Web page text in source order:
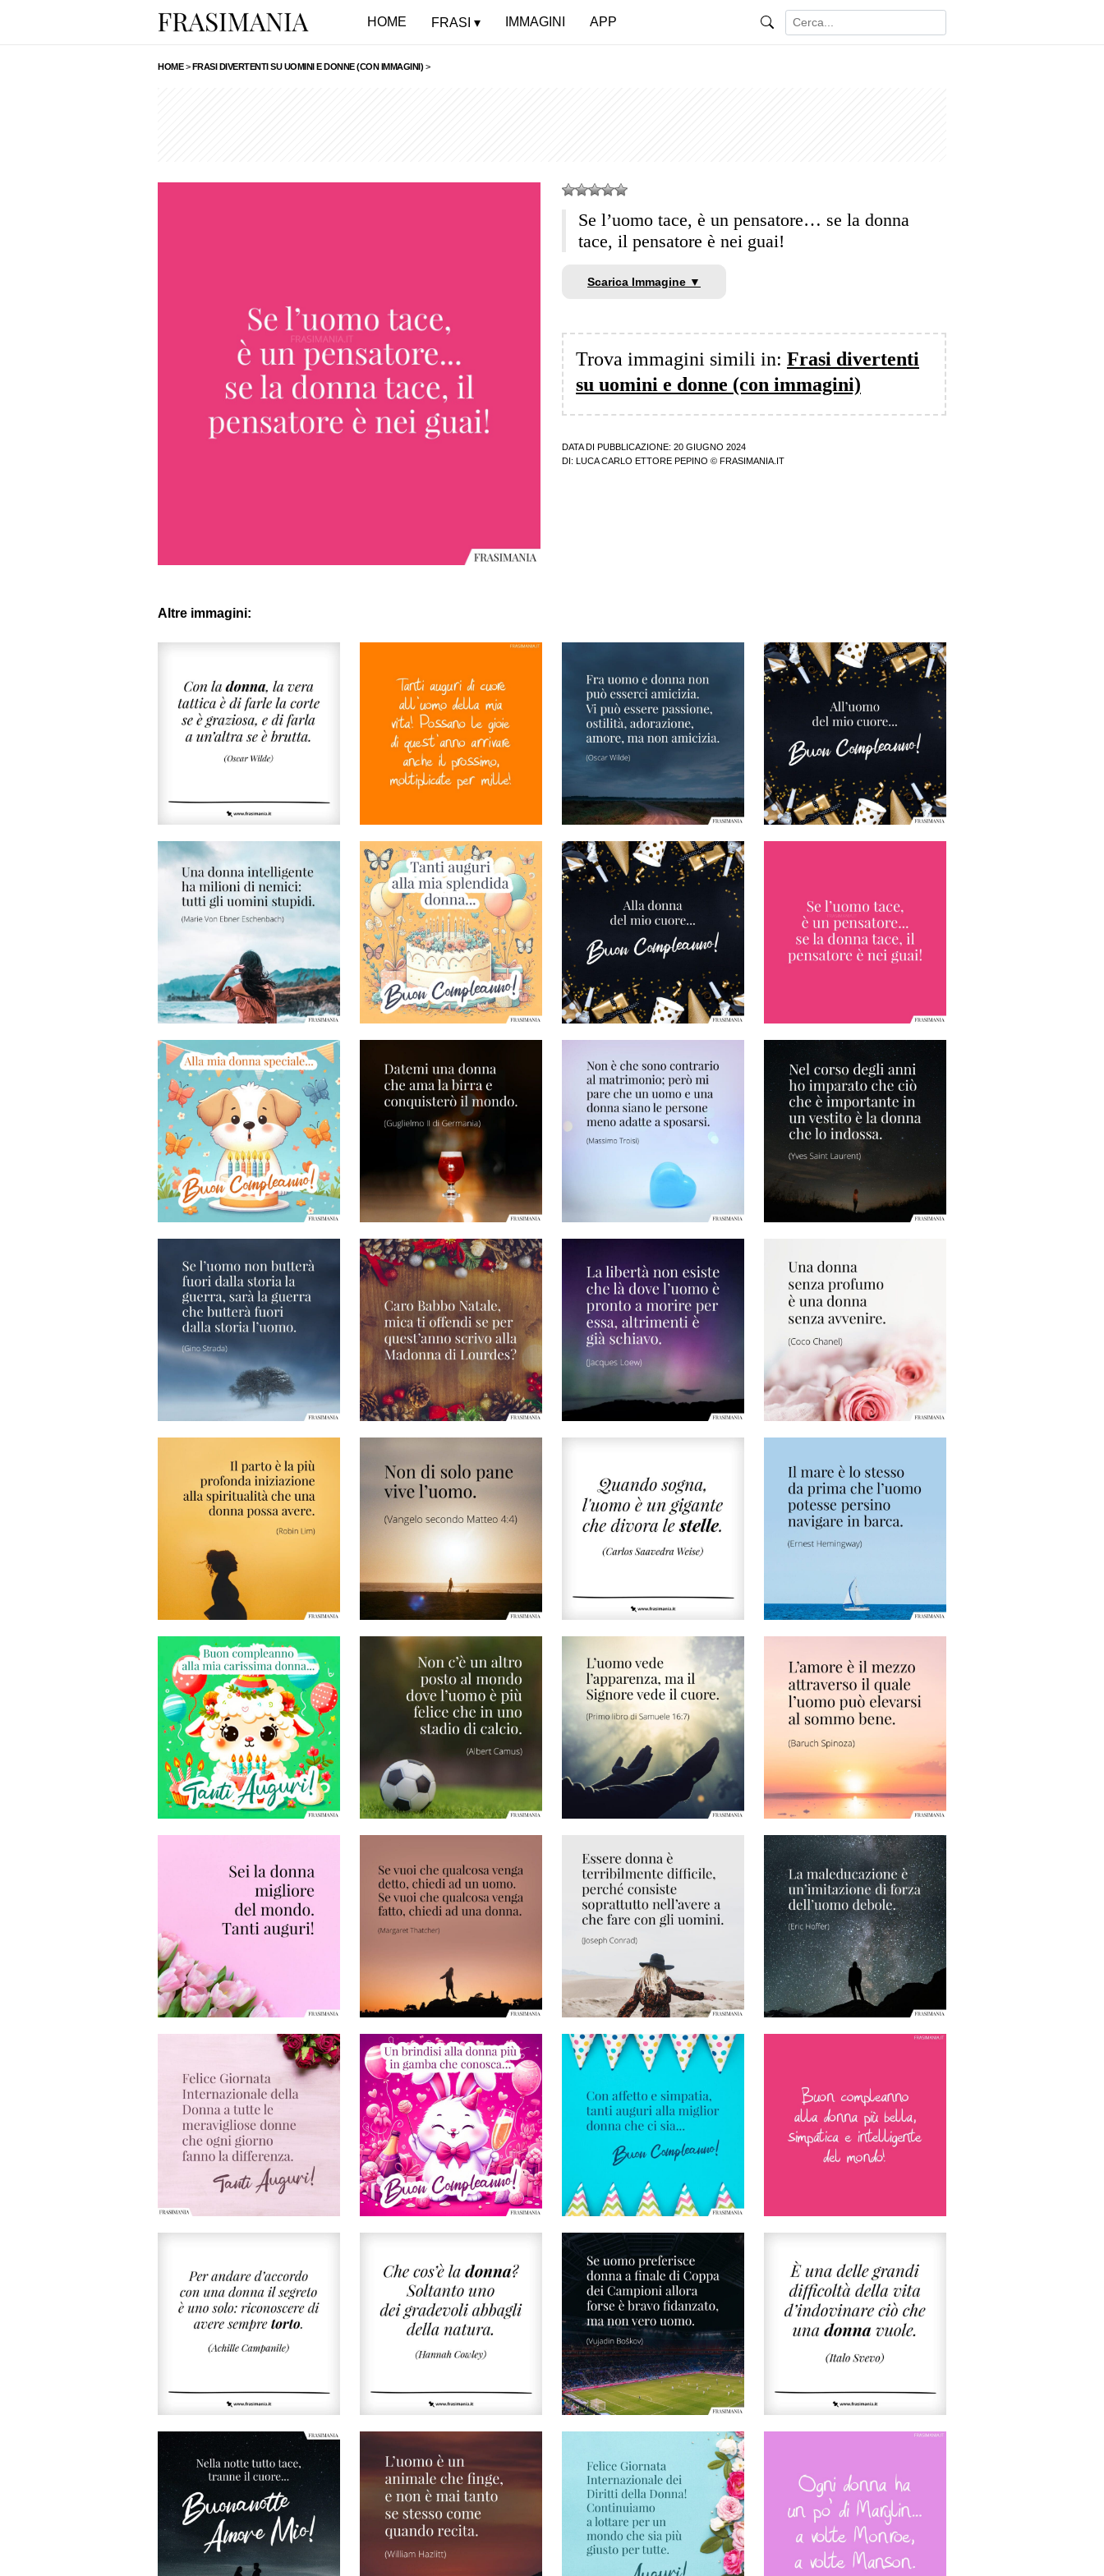
HOME FRASI IMMAGINI APP
HOME>FRASI DIVERTENTI SU UOMINI E DONNE (CON IMMAGINI) >
Se l’uomo tace, è un pensatore… se la donna
tace, il pensatore è nei guai!
Scarica Immagine ▼
Trova immagini simili in: Frasi divertenti
su uomini e donne (con immagini)
DATA DI PUBBLICAZIONE: 20 GIUGNO 2024
DI:
LUCA CARLO ETTORE PEPINO © FRASIMANIA.IT
Altre immagini: